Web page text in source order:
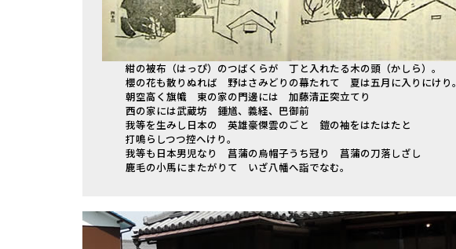
紺の被布（はっぴ）のつばくらが 丁と入れたる木の頭（かしら）。
櫻の花も散りぬれば 野はさみどりの幕たれて 夏は五月に入りにけり。
朝空高く旗幟 東の家の門邊には 加藤清正突立てり
西の家には武蔵坊 鍾馗、義経、巴御前
我等を生みし日本の 英雄豪傑雲のごと 鎧の袖をはたはたと
打鳴らしつつ控へけり。
我等も日本男児なり 菖蒲の烏帽子うち冠り 菖蒲の刀落しざし
鹿毛の小馬にまたがりて いざ八幡へ詣でなむ。